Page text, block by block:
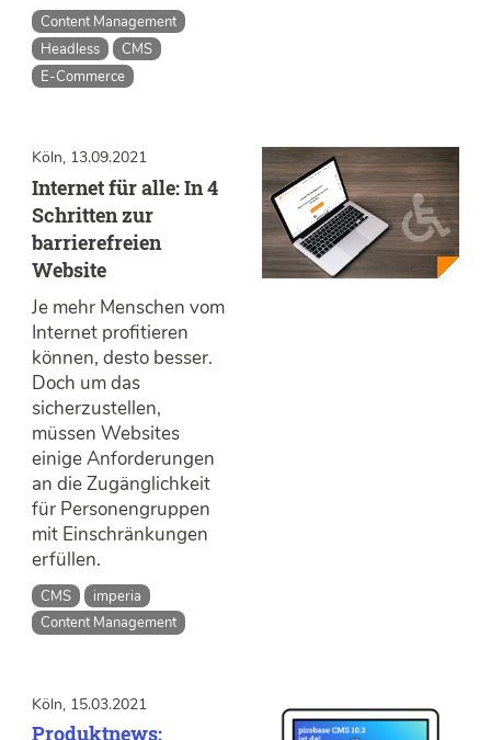
Content Management
Headless
CMS
E-Commerce
Köln, 13.09.2021
Internet für alle: In 4
Schritten zur
barrierefreien
Website
Je mehr Menschen vom
Internet profitieren
können, desto besser.
Doch um das
sicherzustellen,
müssen Websites
einige Anforderungen
an die Zugänglichkeit
für Personengruppen
mit Einschränkungen
erfüllen.
CMS
imperia
Content Management
Köln, 15.03.2021
Produktnews: